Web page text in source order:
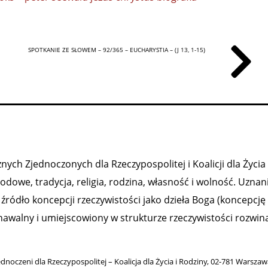
SPOTKANIE ZE SŁOWEM – 92/365 – EUCHARYSTIA – (J 13, 1-15)
Zjednoczonych dla Rzeczypospolitej i Koalicji dla Życia
tradycja, religia, rodzina, własność i wolność.
koncepcji rzeczywistości jako dzieła Boga (koncepcję
i umiejscowiony w strukturze rzeczywistości
dla Rzeczypospolitej – Koalicja dla Życia i Rodziny, 02-781